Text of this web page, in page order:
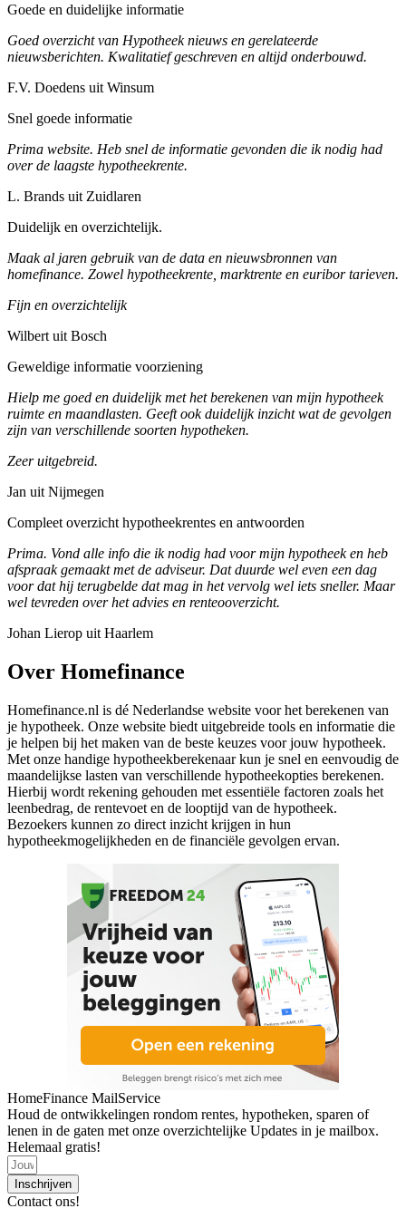
Goede en duidelijke informatie
Goed overzicht van Hypotheek nieuws en gerelateerde
nieuwsberichten. Kwalitatief geschreven en altijd onderbouwd.
F.V. Doedens uit Winsum
Snel goede informatie
Prima website. Heb snel de informatie gevonden die ik nodig had
over de laagste hypotheekrente.
L. Brands uit Zuidlaren
Duidelijk en overzichtelijk.
Maak al jaren gebruik van de data en nieuwsbronnen van
homefinance. Zowel hypotheekrente, marktrente en euribor tarieven.
Fijn en overzichtelijk
Wilbert uit Bosch
Geweldige informatie voorziening
Hielp me goed en duidelijk met het berekenen van mijn hypotheek
ruimte en maandlasten. Geeft ook duidelijk inzicht wat de gevolgen
zijn van verschillende soorten hypotheken.
Zeer uitgebreid.
Jan uit Nijmegen
Compleet overzicht hypotheekrentes en antwoorden
Prima. Vond alle info die ik nodig had voor mijn hypotheek en heb
afspraak gemaakt met de adviseur. Dat duurde wel even een dag
voor dat hij terugbelde dat mag in het vervolg wel iets sneller. Maar
wel tevreden over het advies en renteooverzicht.
Johan Lierop uit Haarlem
Over Homefinance
Homefinance.nl is dé Nederlandse website voor het berekenen van
je hypotheek. Onze website biedt uitgebreide tools en informatie die
je helpen bij het maken van de beste keuzes voor jouw hypotheek.
Met onze handige hypotheekberekenaar kun je snel en eenvoudig de
maandelijkse lasten van verschillende hypotheekopties berekenen.
Hierbij wordt rekening gehouden met essentiële factoren zoals het
leenbedrag, de rentevoet en de looptijd van de hypotheek.
Bezoekers kunnen zo direct inzicht krijgen in hun
hypotheekmogelijkheden en de financiële gevolgen ervan.
HomeFinance MailService
Houd de ontwikkelingen rondom rentes, hypotheken, sparen of
lenen in de gaten met onze overzichtelijke Updates in je mailbox.
Helemaal gratis!
Inschrijven
Contact ons!